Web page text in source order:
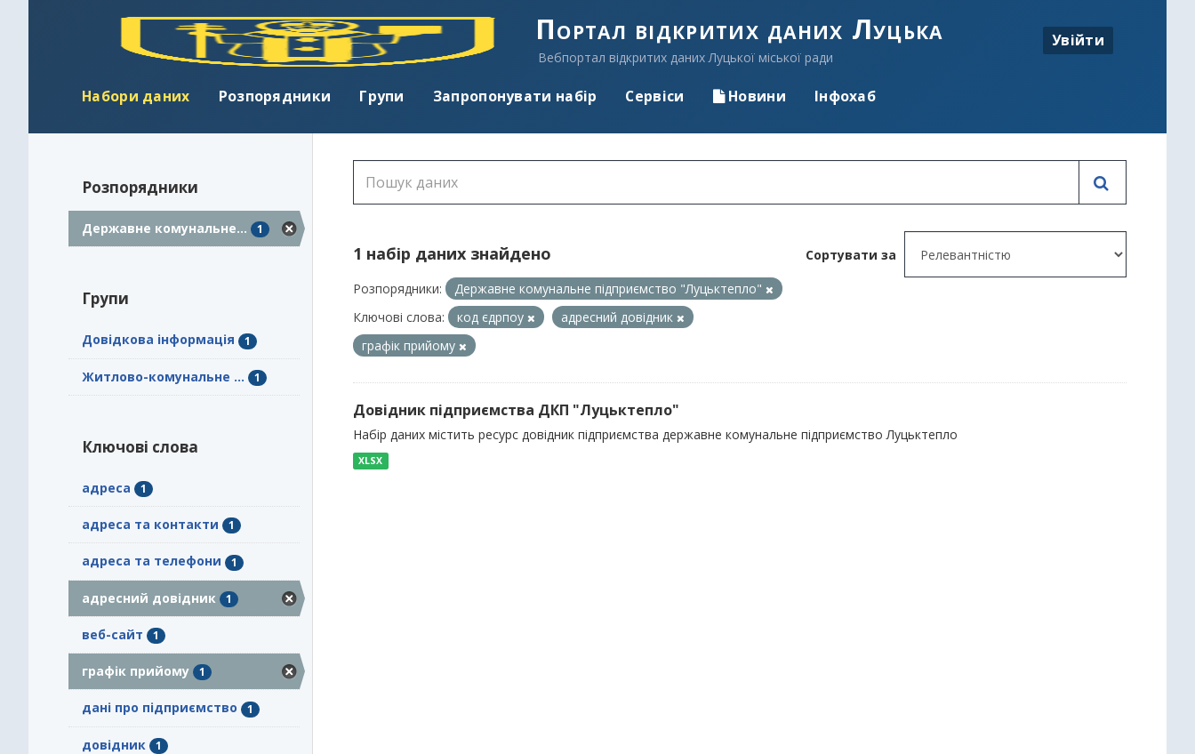
Портал відкритих даних Луцька
Вебпортал відкритих даних Луцької міської ради
Увійти
Набори даних Розпорядники Групи Запропонувати набір Сервіси Новини Інфохаб
Розпорядники
Державне комунальне... 1
Групи
Довідкова інформація 1
Житлово-комунальне ... 1
Ключові слова
адреса 1
адреса та контакти 1
адреса та телефони 1
адресний довідник 1
веб-сайт 1
графік прийому 1
дані про підприємство 1
довідник 1
Сортувати за
1 набір даних знайдено
Розпорядники:
Державне комунальне підприємство "Луцьктепло"
Ключові слова:
код єдрпоу
адресний довідник
графік прийому
Довідник підприємства ДКП "Луцьктепло"
Набір даних містить ресурс довідник підприємства державне комунальне підприємство Луцьктепло
XLSX